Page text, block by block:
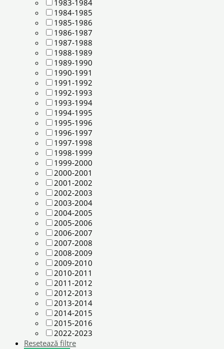
1983-1984
1984-1985
1985-1986
1986-1987
1987-1988
1988-1989
1989-1990
1990-1991
1991-1992
1992-1993
1993-1994
1994-1995
1995-1996
1996-1997
1997-1998
1998-1999
1999-2000
2000-2001
2001-2002
2002-2003
2003-2004
2004-2005
2005-2006
2006-2007
2007-2008
2008-2009
2009-2010
2010-2011
2011-2012
2012-2013
2013-2014
2014-2015
2015-2016
2022-2023
Resetează filtre